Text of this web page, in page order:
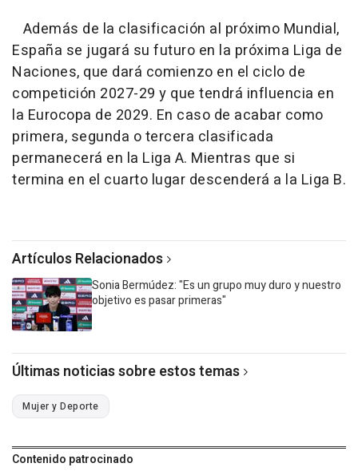
Además de la clasificación al próximo Mundial,
España se jugará su futuro en la próxima Liga de
Naciones, que dará comienzo en el ciclo de
competición 2027-29 y que tendrá influencia en
la Eurocopa de 2029. En caso de acabar como
primera, segunda o tercera clasificada
permanecerá en la Liga A. Mientras que si
termina en el cuarto lugar descenderá a la Liga B.
Artículos Relacionados
Sonia Bermúdez: "Es un grupo muy duro y nuestro
objetivo es pasar primeras"
Últimas noticias sobre estos temas
Mujer y Deporte
Contenido patrocinado